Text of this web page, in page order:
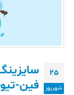
25
شهریور
فین-